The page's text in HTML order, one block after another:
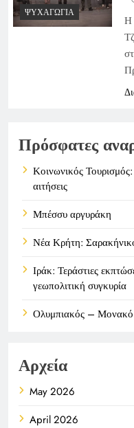
ΨΥΧΑΓΩΓΊΑ
Η
Πρόσφατες
Κοινωνικός
αιτήσεις
Μπέσσυ αργυράκη
Νέα Κρήτη:
Ιράκ: Τεράστιες
γεωπολιτική συγκυρία
Ολυμπιακός –
Αρχεία
May 2026
April 2026